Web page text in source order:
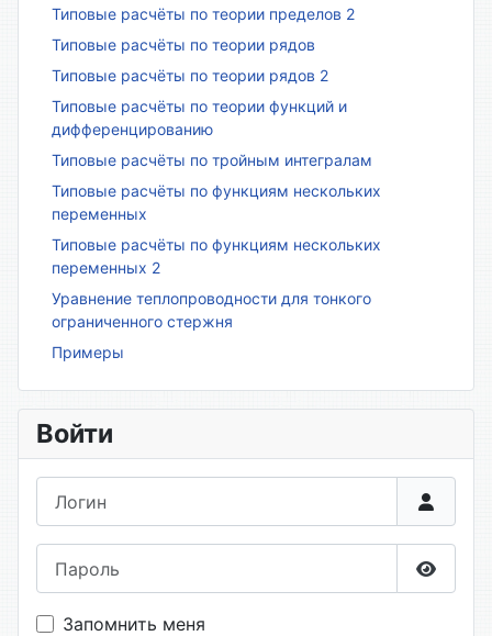
Типовые расчёты по теории пределов 2
Типовые расчёты по теории рядов
Типовые расчёты по теории рядов 2
Типовые расчёты по теории функций и
дифференцированию
Типовые расчёты по тройным интегралам
Типовые расчёты по функциям нескольких
переменных
Типовые расчёты по функциям нескольких
переменных 2
Уравнение теплопроводности для тонкого
ограниченного стержня
Примеры
Войти
Запомнить меня